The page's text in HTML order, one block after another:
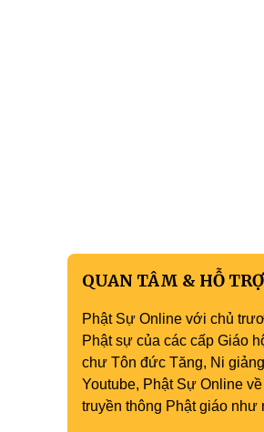
QUAN TÂM & HỖ TRỢ
Phật Sự Online với chủ
Phật sự của các cấp Giáo
chư Tôn đức Tăng, Ni
Youtube, Phật Sự Online
truyền thông Phật giáo